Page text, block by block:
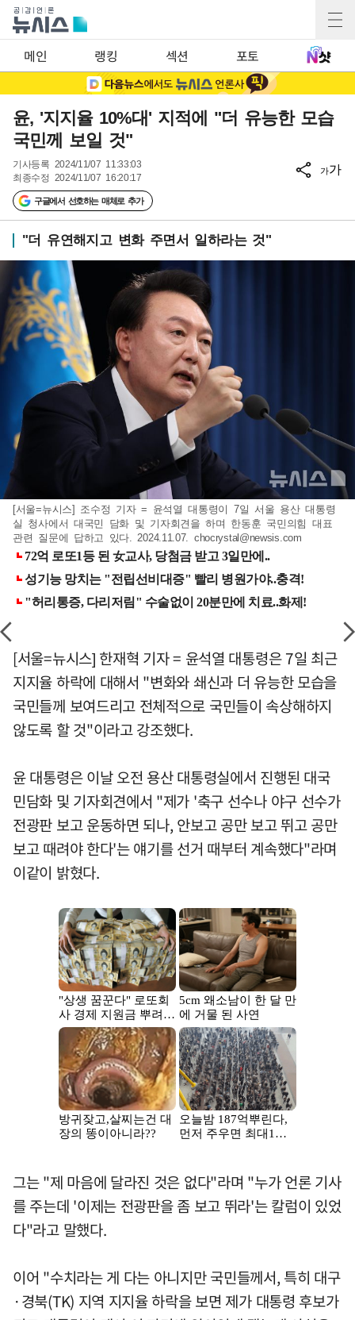
메인 랭킹 섹션 포토
윤, '지지율 10%대' 지적에 "더 유능한 모습
국민께 보일 것"
기사등록 2024/11/07 11:33:03
최종수정 2024/11/07 16:20:17
구글에서 선호하는 매체로 추가
가가
"더 유연해지고 변화 주면서 일하라는 것"
[서울=뉴시스] 조수정 기자 = 윤석열 대통령이 7일 서울 용산 대통령
실 청사에서 대국민 담화 및 기자회견을 하며 한동훈 국민의힘 대표
관련 질문에 답하고 있다. 2024.11.07. chocrystal@newsis.com
[서울=뉴시스] 한재혁 기자 = 윤석열 대통령은 7일 최근
지지율 하락에 대해서 "변화와 쇄신과 더 유능한 모습을
국민들께 보여드리고 전체적으로 국민들이 속상해하지
않도록 할 것"이라고 강조했다.
윤 대통령은 이날 오전 용산 대통령실에서 진행된 대국
민담화 및 기자회견에서 "제가 '축구 선수나 야구 선수가
전광판 보고 운동하면 되나, 안보고 공만 보고 뛰고 공만
보고 때려야 한다'는 얘기를 선거 때부터 계속했다"라며
이같이 밝혔다.
그는 "제 마음에 달라진 것은 없다"라며 "누가 언론 기사
를 주는데 '이제는 전광판을 좀 보고 뛰라'는 칼럼이 있었
다"라고 말했다.
이어 "수치라는 게 다는 아니지만 국민들께서, 특히 대구
·경북(TK) 지역 지지율 하락을 보면 제가 대통령 후보가